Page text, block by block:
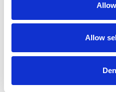
Allow